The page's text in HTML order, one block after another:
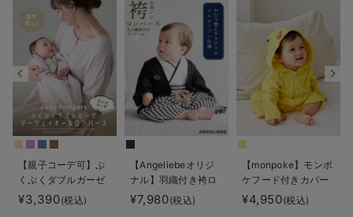
ファルスカ
デロンギ
入院準備の持ち物チェック
【親子コーデ可】ぷ
くぷくダブルガーゼ
ツーウェイオール
（2wayオール） ロ
¥3,390(税込)
【Angeliebeオリジ
ナル】羽織付き袴ロ
ンパース 男の子
¥7,980(税込)
【monpoke】モンポ
ケフード付きカバー
オール
¥4,950(税込)